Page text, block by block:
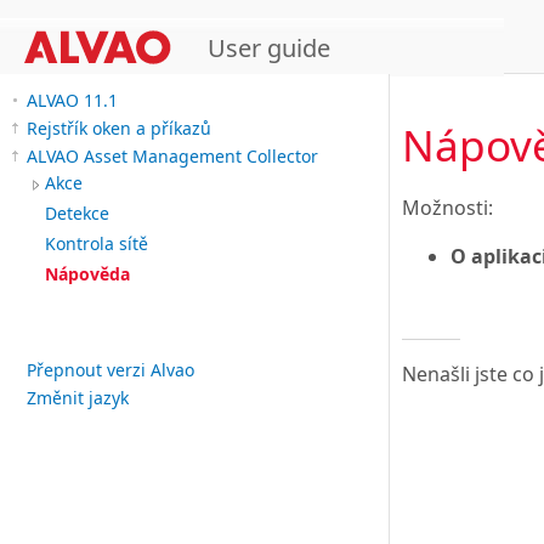
User guide
ALVAO 11.1
Rejstřík oken a příkazů
ALVAO Asset Management Collector
Akce
Detekce
Kontrola sítě
Nápověda
Přepnout verzi Alvao
Změnit jazyk
Možnosti:
O
Nenašli jste co